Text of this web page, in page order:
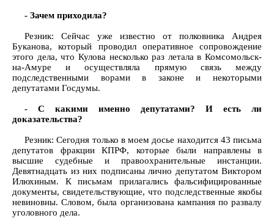
- Зачем приходила?
Резник: Сейчас уже известно от полковника Андрея
Буканова, который проводил оперативное сопровождение
этого дела, что Кулова несколько раз летала в Комсомольск-
на-Амуре и осуществляла прямую связь между
подследственными ворами в законе и некоторыми
депутатами Госдумы.
- С какими именно депутатами? И есть ли
доказательства?
Резник: Сегодня только в моем досье находится 43 письма
депутатов фракции КПРФ, которые были направлены в
высшие судебные и правоохранительные инстанции.
Девятнадцать из них подписаны лично депутатом Виктором
Илюхиным. К письмам прилагались фальсифицированные
документы, свидетельствующие, что подследственные якобы
невиновны. Словом, была организована кампания по развалу
уголовного дела.